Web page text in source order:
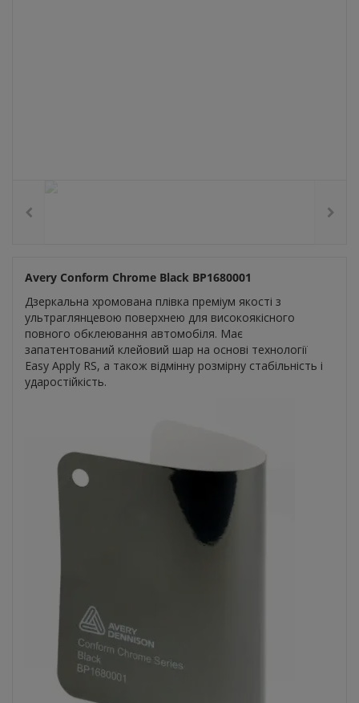
Avery Conform Chrome Black BP1680001
Дзеркальна хромована плівка преміум якості з
ультраглянцевою поверхнею для високоякісного
повного обклеювання автомобіля. Має
запатентований клейовий шар на основі технології
Easy Apply RS, а також відмінну розмірну стабільність і
ударостійкість.